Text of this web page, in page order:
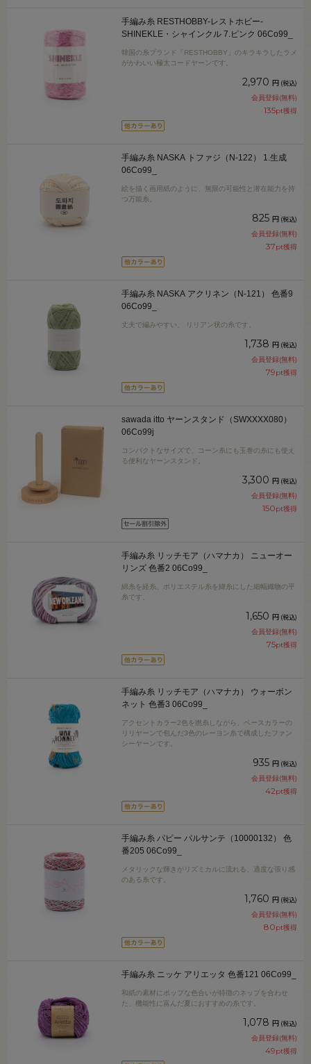
手編み糸 RESTHOBBY-レストホビー-
SHINEKLE・シャインクル 7.ピンク 06Co99_
韓国の糸ブランド「RESTHOBBY」のキラキラしたラメ
がかわいい極太コードヤーンです。
2,970 円 (税込)
会員登録(無料)
135pt獲得
手編み糸 NASKA トファジ（N-122） 1.生成
06Co99_
絵を描く画用紙のように、無限の可能性と潜在能力を持
つ万能糸。
825 円 (税込)
会員登録(無料)
37pt獲得
手編み糸 NASKA アクリネン（N-121） 色番9
06Co99_
丈夫で編みやすい、 リリアン状の糸です。
1,738 円 (税込)
会員登録(無料)
79pt獲得
sawada itto ヤーンスタンド（SWXXXX080）
06Co99j
コンパクトなサイズで、コーン糸にも玉巻の糸にも使え
る便利なヤーンスタンド。
3,300 円 (税込)
会員登録(無料)
150pt獲得
手編み糸 リッチモア（ハマナカ） ニューオー
リンズ 色番2 06Co99_
綿糸を経糸、ポリエステル糸を緯糸にした細幅織物の平
糸です。
1,650 円 (税込)
会員登録(無料)
75pt獲得
手編み糸 リッチモア（ハマナカ） ウォーボン
ネット 色番3 06Co99_
アクセントカラー2色を撚糸しながら、ベースカラーの
リリヤーンで包んだ3色のレーヨン糸で構成したファン
シーヤーンです。
935 円 (税込)
会員登録(無料)
42pt獲得
手編み糸 パピー パルサンテ（10000132） 色
番205 06Co99_
メタリックな輝きがリズミカルに流れる、適度な張り感
のある糸です。
1,760 円 (税込)
会員登録(無料)
80pt獲得
手編み糸 ニッケ アリエッタ 色番121 06Co99_
和紙の素材にポップな色合いが特徴のネップを合わせ
た、機能性に富んだ夏におすすめの糸です。
1,078 円 (税込)
会員登録(無料)
49pt獲得